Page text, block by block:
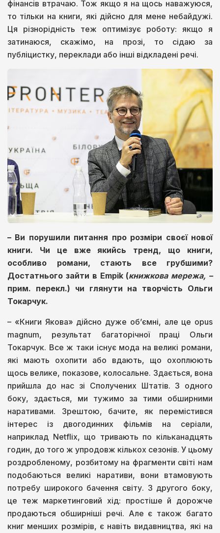
фінансів втрачаю. Тож якщо я на щось наважуюся,
то тільки на книги, які дійсно для мене небайдужі.
Ця різнорідність теж оптимізує роботу: якщо я
затинаюся, скажімо, на прозі, то сідаю за
публіцистку, переклади або інші відкладені речі.
– Ви порушили питання про розміри своєї нової
книги. Чи це вже якийсь тренд, що книги,
особливо романи, стають все грубшими?
Достатнього зайти в Empik(книжкова мережа, –
прим. перекл.) чи глянути на творчість Ольги
Токарчук.
– «Книги Якова» дійсно дуже об’ємні, але це opus
magnum, результат багаторічної праці Ольги
Токарчук. Все ж таки існує мода на великі романи,
які мають охопити або вдають, що охоплюють
щось велике, показове, колосальне. Здається, вона
прийшла до нас зі Сполучених Штатів. З одного
боку, здається, ми тужимо за тими обширними
наративами. Зрештою, бачите, як перемістився
інтерес із двогодинних фільмів на серіали,
наприклад Netflix, що тривають по кільканадцять
годин, до того ж упродовж кількох сезонів. У цьому
роздробленому, розбитому на фрагменти світі нам
подобаються великі наративи, вони втамовують
потребу широкого бачення світу. З другого боку,
це теж маркетинговий хід: простіше й дорожче
продаються обширніші речі. Але є також багато
книг менших розмірів, є навіть видавництва, які на